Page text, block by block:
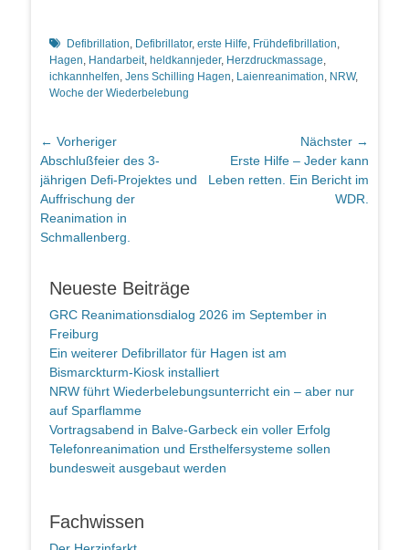
Schlagworte
Defibrillation, Defibrillator, erste Hilfe, Frühdefibrillation,
Hagen, Handarbeit, heldkannjeder, Herzdruckmassage,
ichkannhelfen, Jens Schilling Hagen, Laienreanimation, NRW,
Woche der Wiederbelebung
Beitragsnavigation
← Vorheriger
Vorheriger
Beitrag:
Abschlußfeier des 3-
jährigen Defi-Projektes und
Auffrischung der
Reanimation in
Schmallenberg.
Nächster →
Nächster
Beitrag:
Erste Hilfe – Jeder kann
Leben retten. Ein Bericht im
WDR.
Neueste Beiträge
GRC Reanimationsdialog 2026 im September in
Freiburg
Ein weiterer Defibrillator für Hagen ist am
Bismarckturm-Kiosk installiert
NRW führt Wiederbelebungsunterricht ein – aber nur
auf Sparflamme
Vortragsabend in Balve-Garbeck ein voller Erfolg
Telefonreanimation und Ersthelfersysteme sollen
bundesweit ausgebaut werden
Fachwissen